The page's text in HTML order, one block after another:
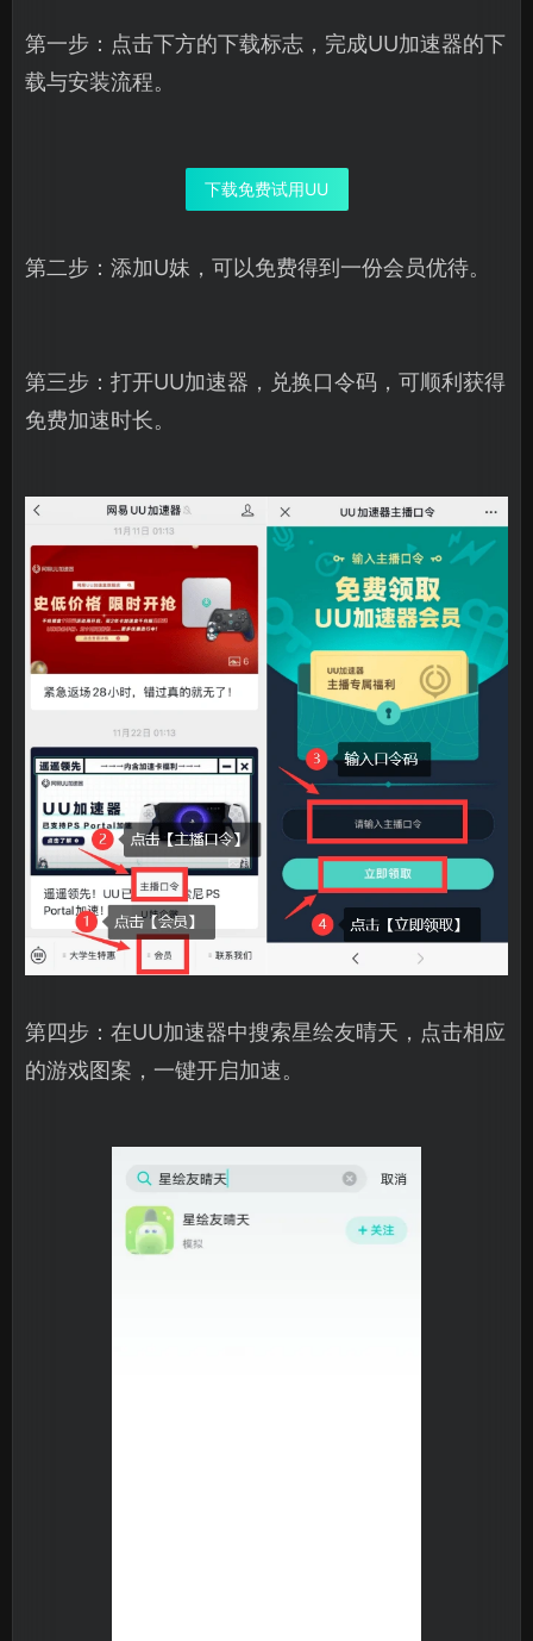
第一步：点击下方的下载标志，完成UU加速器的下
载与安装流程。
下载免费试用UU
第二步：添加U妹，可以免费得到一份会员优待。
第三步：打开UU加速器，兑换口令码，可顺利获得
免费加速时长。
第四步：在UU加速器中搜索星绘友晴天，点击相应
的游戏图案，一键开启加速。